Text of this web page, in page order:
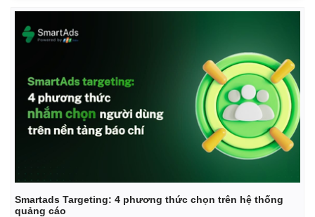
Smartads Targeting: 4 phương thức chọn trên hệ thống
quảng cáo